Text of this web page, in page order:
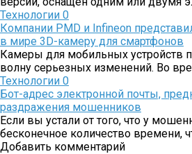
Технологии 0
Компании PMD и Infineon
в мире 3D-камеру для смартфонов
Камеры для мобильных устройств
волну серьезных изменений. Во
Технологии 0
Бот-адрес электронной почты,
раздражения мошенников
Если вы устали от того, что у
бесконечное количество времени,
Добавить комментарий